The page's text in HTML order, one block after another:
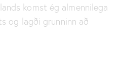
komst ég almennilega
og lagði grunninn að